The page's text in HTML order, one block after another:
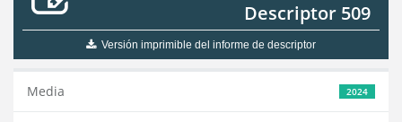
Descriptor 509
Versión imprimible del informe de descriptor
2024
Media